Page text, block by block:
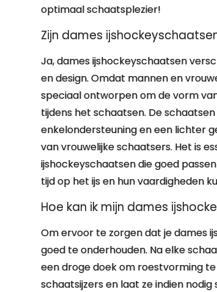
optimaal schaatsplezier!
Zijn dames
Ja, dames ijshockeyschaatsen
en design. Omdat mannen en
speciaal ontworpen om de vorm
tijdens het schaatsen. De
enkelondersteuning en een lichter
van vrouwelijke schaatsers. Het is
ijshockeyschaatsen die goed
tijd op het ijs en hun vaardigheden
Hoe kan ik mijn dames
Om ervoor te zorgen dat je dames
goed te onderhouden. Na elke
een droge doek om roestvorming
schaatsijzers en laat ze indien